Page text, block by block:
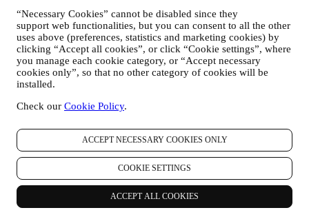
“Necessary Cookies” cannot be disabled since they
support web functionalities, but you can consent to all the other
uses above (preferences, statistics and marketing cookies) by
clicking “Accept all cookies”, or click “Cookie settings”, where
you manage each cookie category, or “Accept necessary
cookies only”, so that no other category of cookies will be
installed.
Check our Cookie Policy.
ACCEPT NECESSARY COOKIES ONLY
COOKIE SETTINGS
ACCEPT ALL COOKIES
l’enregistrement de plusieurs adresses d’expédition et la
consultation et le suivi des commandes. Cette activité de
traitement se fonde sur l’exécution contractuelle de ce service.
POUR GERER VOS COMMANDES ET VOUS
FOURNIR NOS PRODUITS, SERVICES ET
ASSISTANCE : Nous utiliserons vos données pour gérer la
achats de produits sur le site Web et en boutique Le Creuset,
après-vente, ou votre participation à des concours. Nous
pouvons être amenés à traiter certaines données vous
concernant à des fins administratives liées à la relation
contractuelle que nous entretenons avec vous, y compris la
comptabilité, la facturation et l’audit, la vérification des cartes
de paiement, la détection des fraudes, la sécurité, la sûreté,
l’essai des systèmes, la maintenance, l’analyse statistique, etc.